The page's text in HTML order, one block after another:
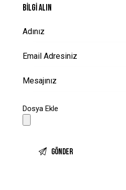
BILGI ALIN
Dosya Ekle